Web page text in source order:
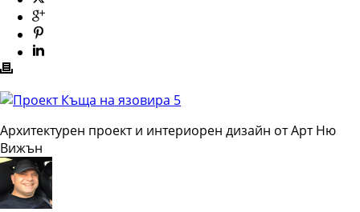
Архитектурен проект и интериорен дизайн от Арт Ню
Вижън